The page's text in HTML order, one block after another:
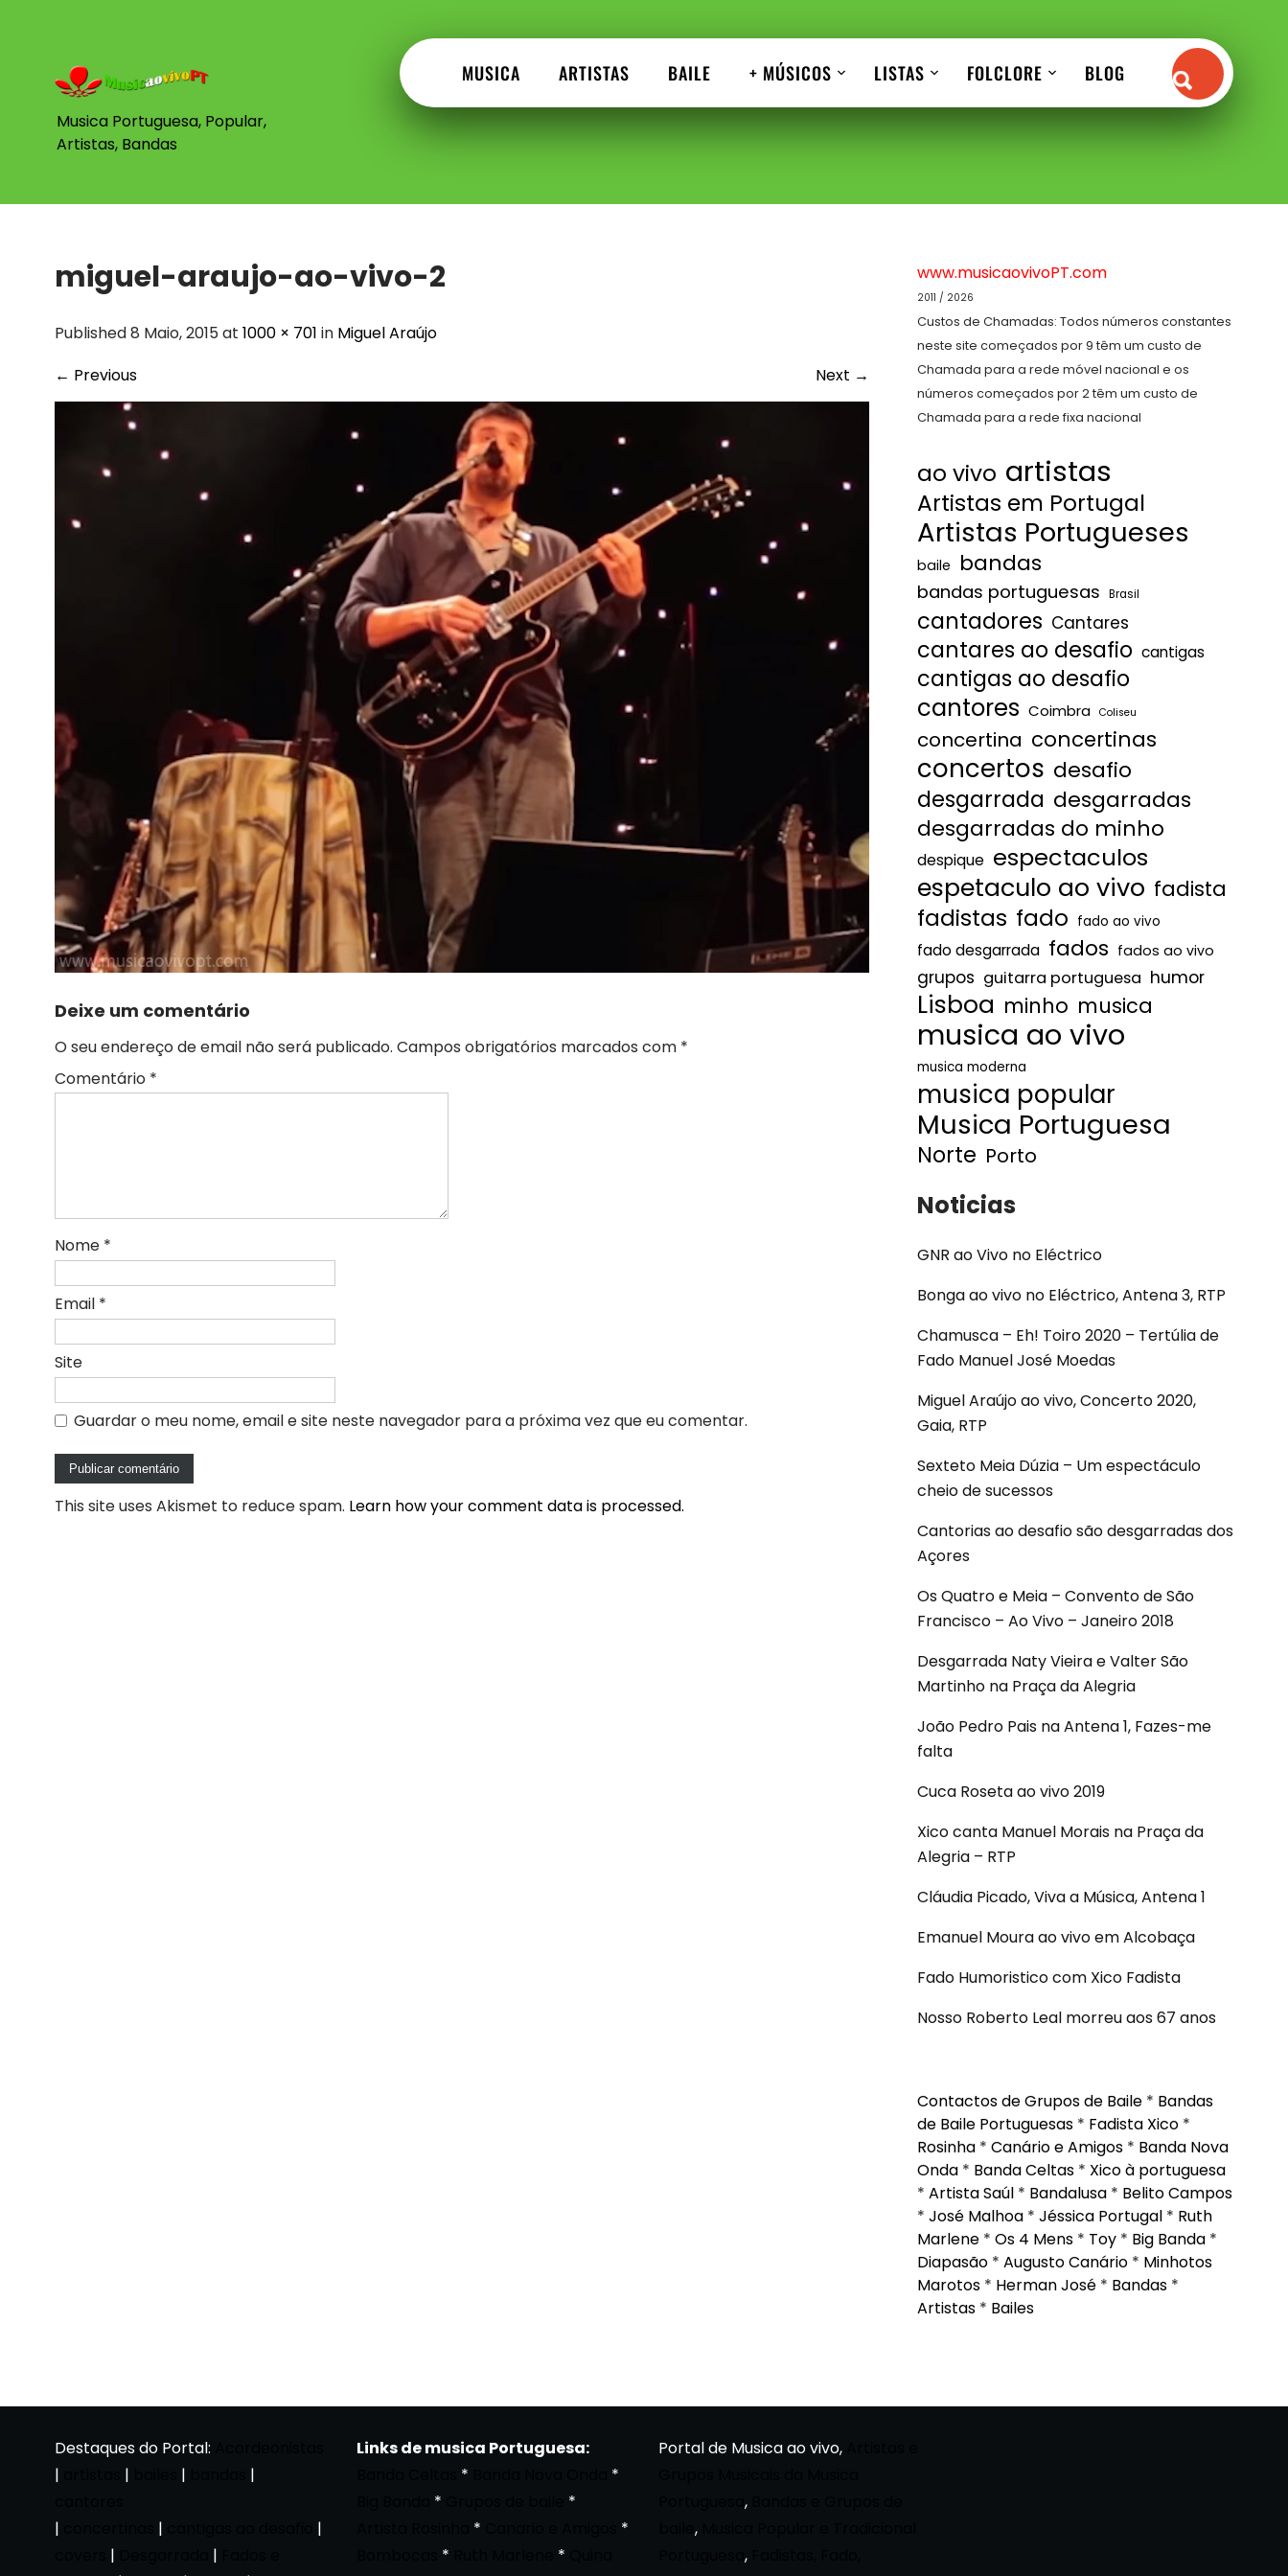
Musica Portuguesa, Popular,
Artistas, Bandas
MUSICA ARTISTAS BAILE + MÚSICOS LISTAS FOLCLORE BLOG
miguel-araujo-ao-vivo-2
Published 8 Maio, 2015 at 1000 × 701 in Miguel Araújo
← Previous Next →
Deixe um comentário
O seu endereço de email não será publicado. Campos obrigatórios marcados com *
Comentário *
Nome *
Email *
Site
Guardar o meu nome, email e site neste navegador para a próxima vez que eu comentar.
This site uses Akismet to reduce spam. Learn how your comment data is processed.
www.musicaovivoPT.com
2011 / 2026
Custos de Chamadas: Todos números constantes
neste site começados por 9 têm um custo de
Chamada para a rede móvel nacional e os
números começados por 2 têm um custo de
Chamada para a rede fixa nacional
ao vivo artistas
Artistas em Portugal
Artistas Portugueses
baile bandas
bandas portuguesas Brasil
cantadores Cantares
cantares ao desafio cantigas
cantigas ao desafio
cantores Coimbra Coliseu
concertina concertinas
concertos desafio
desgarrada desgarradas
desgarradas do minho
despique espectaculos
espetaculo ao vivo fadista
fadistas fado fado ao vivo
fado desgarrada fados fados ao vivo
grupos guitarra portuguesa humor
Lisboa minho musica
musica ao vivo
musica moderna
musica popular
Musica Portuguesa
Norte Porto
Noticias
GNR ao Vivo no Eléctrico
Bonga ao vivo no Eléctrico, Antena 3, RTP
Chamusca – Eh! Toiro 2020 – Tertúlia de
Fado Manuel José Moedas
Miguel Araújo ao vivo, Concerto 2020,
Gaia, RTP
Sexteto Meia Dúzia – Um espectáculo
cheio de sucessos
Cantorias ao desafio são desgarradas dos
Açores
Os Quatro e Meia – Convento de São
Francisco – Ao Vivo – Janeiro 2018
Desgarrada Naty Vieira e Valter São
Martinho na Praça da Alegria
João Pedro Pais na Antena 1, Fazes-me
falta
Cuca Roseta ao vivo 2019
Xico canta Manuel Morais na Praça da
Alegria – RTP
Cláudia Picado, Viva a Música, Antena 1
Emanuel Moura ao vivo em Alcobaça
Fado Humoristico com Xico Fadista
Nosso Roberto Leal morreu aos 67 anos
Contactos de Grupos de Baile * Bandas
de Baile Portuguesas * Fadista Xico *
Rosinha * Canário e Amigos * Banda Nova
Onda * Banda Celtas * Xico à portuguesa
* Artista Saúl * Bandalusa * Belito Campos
* José Malhoa * Jéssica Portugal * Ruth
Marlene * Os 4 Mens * Toy * Big Banda *
Diapasão * Augusto Canário * Minhotos
Marotos * Herman José * Bandas *
Artistas * Bailes
Destaques do Portal:
|
| |
|
|
|
|
| |
Links de musica Portuguesa:
*
*
*
*
*
*
* *
Portal de Musica ao vivo,
,
,
,